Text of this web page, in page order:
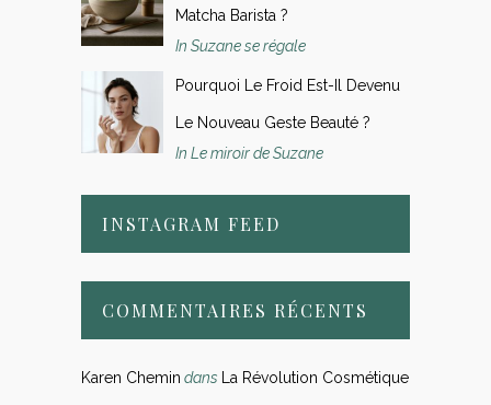
Matcha Barista ?
In Suzane se régale
Pourquoi Le Froid Est-Il Devenu
Le Nouveau Geste Beauté ?
In Le miroir de Suzane
INSTAGRAM FEED
COMMENTAIRES RÉCENTS
Karen Chemin dans La Révolution Cosmétique